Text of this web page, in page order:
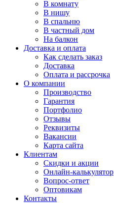
В комнату
В нишу
В спальню
В частный дом
На балкон
Доставка и оплата
Как сделать заказ
Доставка
Оплата и рассрочка
О компании
Производство
Гарантия
Портфолио
Отзывы
Реквизиты
Вакансии
Карта сайта
Клиентам
Скидки и акции
Онлайн-калькулятор
Вопрос-ответ
Оптовикам
Контакты